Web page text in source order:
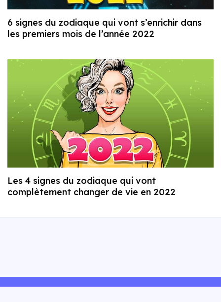
6 signes du zodiaque qui vont s’enrichir dans
les premiers mois de l’année 2022
Les 4 signes du zodiaque qui vont
complètement changer de vie en 2022